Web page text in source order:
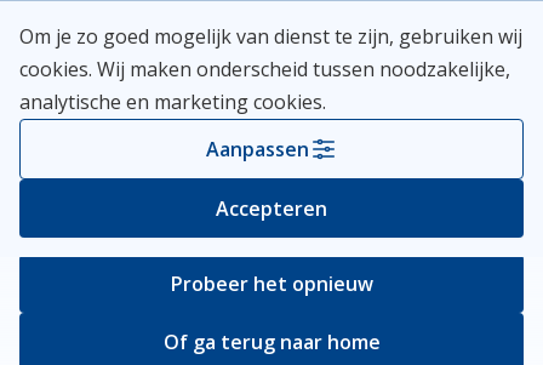
naar
inhoud
Meerlanden Logo
Open
Er ging iets mis
Bij het ophalen van de pagina ging er iets
verkeerd.
Probeer het opnieuw
Of ga terug naar home
Om je zo goed mogelijk van dienst te zijn, gebruiken wij
cookies. Wij maken onderscheid tussen noodzakelijke,
analytische en marketing cookies.
Aanpassen
Accepteren